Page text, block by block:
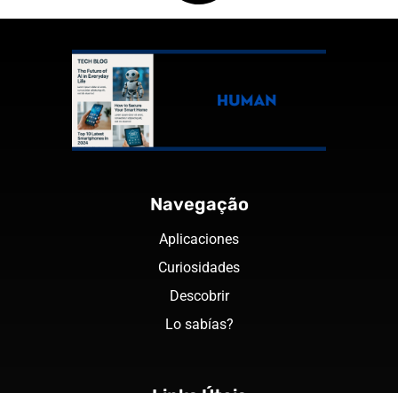
Navegação
Aplicaciones
Curiosidades
Descobrir
Lo sabías?